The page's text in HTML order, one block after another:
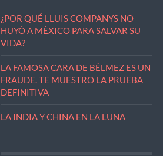
¿POR QUÉ LLUIS COMPANYS NO
HUYÓ A MÉXICO PARA SALVAR SU
VIDA?
LA FAMOSA CARA DE BÉLMEZ ES UN
FRAUDE. TE MUESTRO LA PRUEBA
DEFINITIVA
LA INDIA Y CHINA EN LA LUNA